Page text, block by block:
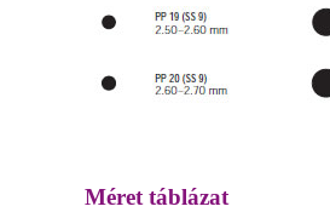
Méret táblázat